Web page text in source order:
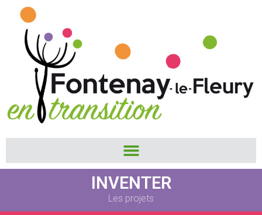
INVENTER
Les projets